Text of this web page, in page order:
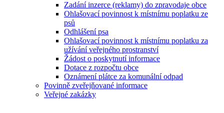
Zadání inzerce (reklamy) do zpravodaje obce
Ohlašovací povinnost k místnímu poplatku ze
psů
Odhlášení psa
Ohlašovací povinnost k místnímu poplatku za
užívání veřejného prostranství
Žádost o poskytnutí informace
Dotace z rozpočtu obce
Oznámení plátce za komunální odpad
Povinně zveřejňované informace
Veřejné zakázky